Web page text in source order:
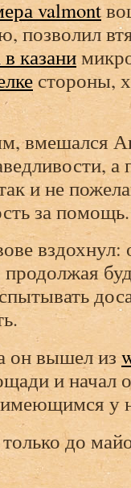
valmont
позволил
казани
стороны,
вмешался
и не
за помощь.
продолжая
он вышел из
и начал
у
до